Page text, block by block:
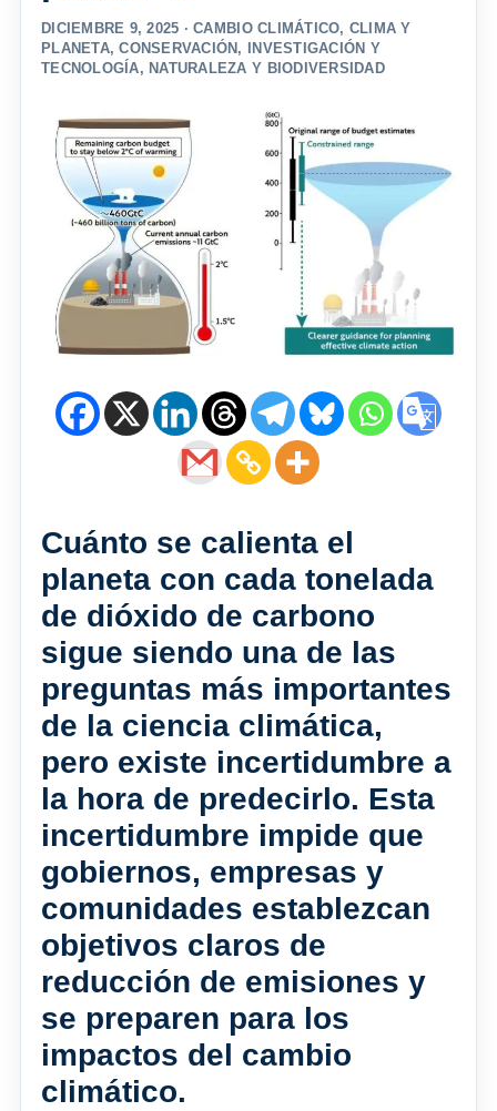
DICIEMBRE 9, 2025 ·CAMBIO CLIMÁTICO, CLIMA Y
PLANETA,CONSERVACIÓN ,
INVESTIGACIÓN Y
TECNOLOGÍA, NATURALEZA Y BIODIVERSIDAD
Cuánto se calienta el
planeta con cada tonelada
de dióxido de carbono
sigue siendo una de las
preguntas más importantes
de la ciencia climática,
pero existe incertidumbre a
la hora de predecirlo. Esta
incertidumbre impide que
gobiernos, empresas y
comunidades establezcan
objetivos claros de
reducción de emisiones y
se preparen para los
impactos del cambio
climático.